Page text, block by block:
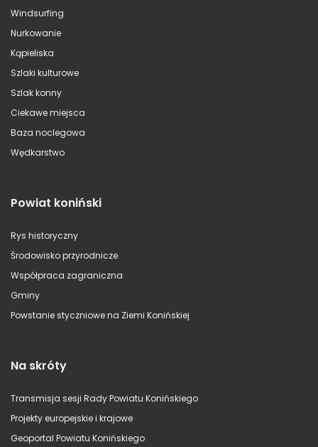
Windsurfing
Nurkowanie
Kąpieliska
Szlaki kulturowe
Szlak konny
Ciekawe miejsca
Baza noclegowa
Wędkarstwo
Powiat koniński
Rys historyczny
Środowisko przyrodnicze
Współpraca zagraniczna
Gminy
Powstanie styczniowe na Ziemi Konińskiej
Na skróty
Transmisja sesji Rady Powiatu Konińskiego
Projekty europejskie i krajowe
Geoportal Powiatu Konińskiego